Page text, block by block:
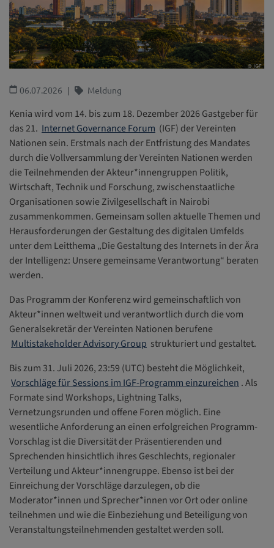
06.07.2026 Meldung
Kenia wird vom 14. bis zum 18. Dezember 2026 Gastgeber für
das 21. Internet Governance Forum (IGF) der Vereinten
Nationen sein. Erstmals nach der Entfristung des Mandates
durch die Vollversammlung der Vereinten Nationen werden
die Teilnehmenden der Akteur*innengruppen Politik,
Wirtschaft, Technik und Forschung, zwischenstaatliche
Organisationen sowie Zivilgesellschaft in Nairobi
zusammenkommen. Gemeinsam sollen aktuelle Themen und
Herausforderungen der Gestaltung des digitalen Umfelds
unter dem Leitthema „Die Gestaltung des Internets in der Ära
der Intelligenz: Unsere gemeinsame Verantwortung“ beraten
werden.
Das Programm der Konferenz wird gemeinschaftlich von
Akteur*innen weltweit und verantwortlich durch die vom
Generalsekretär der Vereinten Nationen berufene
Multistakeholder Advisory Group strukturiert und gestaltet.
Bis zum 31. Juli 2026, 23:59 (UTC) besteht die Möglichkeit,
Vorschläge für Sessions im IGF-Programm einzureichen. Als
Formate sind Workshops, Lightning Talks,
Vernetzungsrunden und offene Foren möglich. Eine
wesentliche Anforderung an einen erfolgreichen Programm-
Vorschlag ist die Diversität der Präsentierenden und
Sprechenden hinsichtlich ihres Geschlechts, regionaler
Verteilung und Akteur*innengruppe. Ebenso ist bei der
Einreichung der Vorschläge darzulegen, ob die
Moderator*innen und Sprecher*innen vor Ort oder online
teilnehmen und wie die Einbeziehung und Beteiligung von
Veranstaltungsteilnehmenden gestaltet werden soll.
Kinder mit Behinderungen
Gesundheit und Wohlergehen
Besonderer Schutz